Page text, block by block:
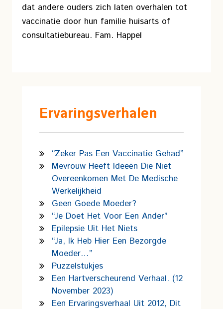
Ervaringsverhalen
“Zeker Pas Een Vaccinatie Gehad”
Mevrouw Heeft Ideeën Die Niet
Overeenkomen Met De Medische
Werkelijkheid
Geen Goede Moeder?
“Je Doet Het Voor Een Ander”
Epilepsie Uit Het Niets
“Ja, Ik Heb Hier Een Bezorgde
Moeder…”
Puzzelstukjes
Een Hartverscheurend Verhaal. (12
November 2023)
Een Ervaringsverhaal Uit 2012, Dit
dat andere ouders zich laten overhalen tot
vaccinatie door hun familie huisarts of
consultatiebureau. Fam. Happel